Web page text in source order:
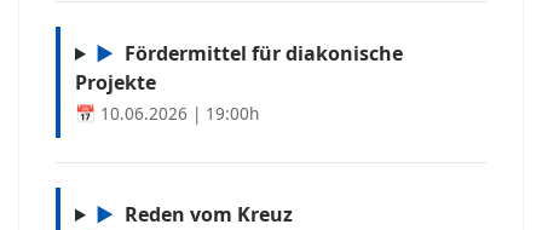
▶ Fördermittel für diakonische
Projekte
📅 10.06.2026 | 19:00h
▶ Reden vom Kreuz